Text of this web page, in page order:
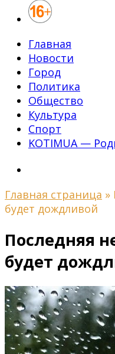
Главная
Новости
Город
Политика
Общество
Культура
Спорт
KOTIMUA —
Главная страница »
будет дождливой
Последняя
будет